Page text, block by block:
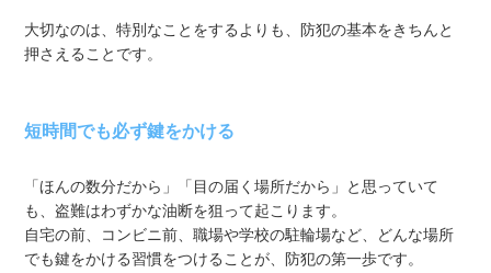
大切なのは、特別なことをするよりも、防犯の基本をきちんと
押さえることです。
短時間でも必ず鍵をかける
「ほんの数分だから」「目の届く場所だから」と思っていて
も、盗難はわずかな油断を狙って起こります。
自宅の前、コンビニ前、職場や学校の駐輪場など、どんな場所
でも鍵をかける習慣をつけることが、防犯の第一歩です。